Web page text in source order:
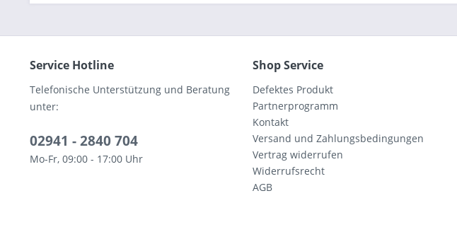
Service Hotline
Telefonische Unterstützung und Beratung
unter:
02941 - 2840 704
Mo-Fr, 09:00 - 17:00 Uhr
Shop Service
Defektes Produkt
Partnerprogramm
Kontakt
Versand und Zahlungsbedingungen
Vertrag widerrufen
Widerrufsrecht
AGB